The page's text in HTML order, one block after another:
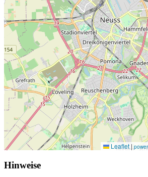
Leaflet |
Hinweise